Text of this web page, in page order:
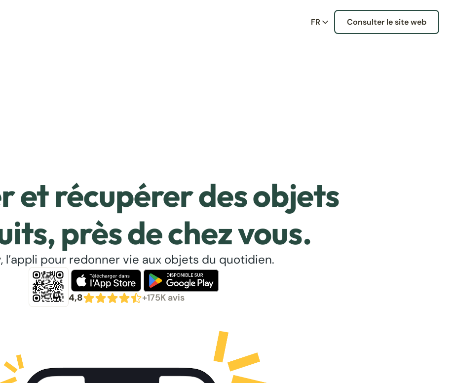
FR Consulter le site web
et récupérer des objets
près de chez vous.
l’appli pour redonner vie aux objets du quotidien.
4,8 +175K avis